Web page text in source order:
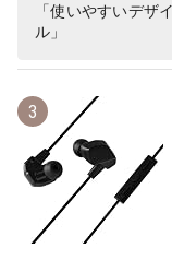
「使いやすいデザ
ル」
3